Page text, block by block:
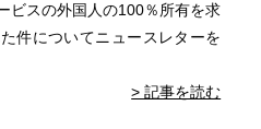
ビスの外国人の100％所有を求
件についてニュースレターを
> 記事を読む